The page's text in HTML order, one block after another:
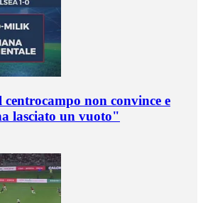
non convince e
lasciato un vuoto"